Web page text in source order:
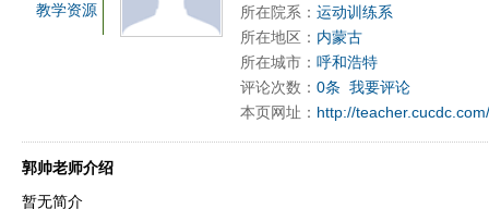
教学资源
所在院系： 运动训练系
所在地区： 内蒙古
所在城市： 呼和浩特
评论次数： 0条 我要评论
本页网址： http://
郭帅老师介绍
暂无简介